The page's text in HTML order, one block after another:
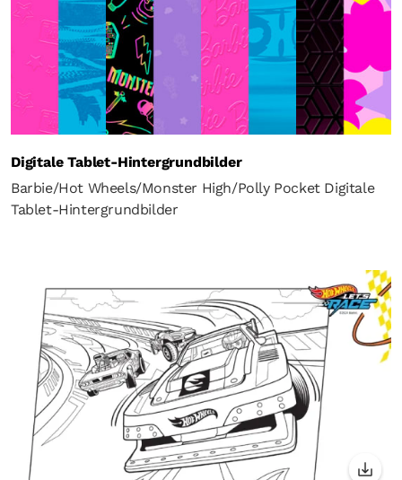
Digitale Tablet-Hintergrundbilder
Barbie/Hot Wheels/Monster High/Polly Pocket Digitale
Tablet-Hintergrundbilder